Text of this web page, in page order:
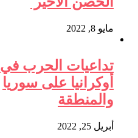
مايو 8, 2022
تداعيات الحرب في
أوكرانيا على سوريا
والمنطقة
أبريل 25, 2022